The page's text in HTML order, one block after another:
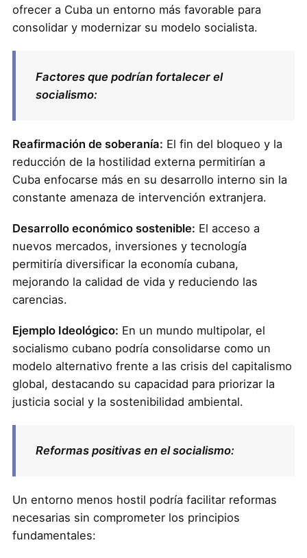
ofrecer a Cuba un entorno más favorable para
consolidar y modernizar su modelo socialista.
Factores que podrían fortalecer el
socialismo:
Reafirmación de soberanía: El fin del bloqueo y la
reducción de la hostilidad externa permitirían a
Cuba enfocarse más en su desarrollo interno sin la
constante amenaza de intervención extranjera.
Desarrollo económico sostenible: El acceso a
nuevos mercados, inversiones y tecnología
permitiría diversificar la economía cubana,
mejorando la calidad de vida y reduciendo las
carencias.
Ejemplo Ideológico: En un mundo multipolar, el
socialismo cubano podría consolidarse como un
modelo alternativo frente a las crisis del capitalismo
global, destacando su capacidad para priorizar la
justicia social y la sostenibilidad ambiental.
Reformas positivas en el socialismo:
Un entorno menos hostil podría facilitar reformas
necesarias sin comprometer los principios
fundamentales: